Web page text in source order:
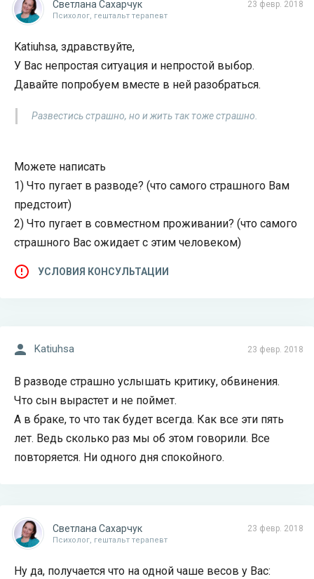
23 февр. 2018
Светлана Сахарчук
Психолог, гештальт терапевт
Katiuhsa, здравствуйте,
У Вас непростая ситуация и непростой выбор.
Давайте попробуем вместе в ней разобраться.
Развестись страшно, но и жить так тоже страшно.
Можете написать
1) Что пугает в разводе? (что самого страшного Вам
предстоит)
2) Что пугает в совместном проживании? (что самого
страшного Вас ожидает с этим человеком)
УСЛОВИЯ КОНСУЛЬТАЦИИ
23 февр. 2018
Katiuhsa
В разводе страшно услышать критику, обвинения.
Что сын вырастет и не поймет.
А в браке, то что так будет всегда. Как все эти пять
лет. Ведь сколько раз мы об этом говорили. Все
повторяется. Ни одного дня спокойного.
23 февр. 2018
Светлана Сахарчук
Психолог, гештальт терапевт
Ну да, получается что на одной чаше весов у Вас: